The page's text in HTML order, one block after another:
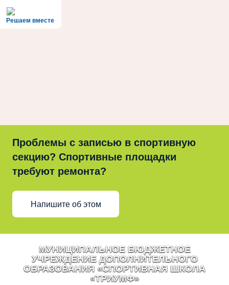
Решаем вместе
Проблемы с записью в спортивную
секцию? Спортивные площадки
требуют ремонта?
Напишите об этом
МУНИЦИПАЛЬНОЕ БЮДЖЕТНОЕ
УЧРЕЖДЕНИЕ ДОПОЛНИТЕЛЬНОГО
ОБРАЗОВАНИЯ «СПОРТИВНАЯ ШКОЛА
«ТРИУМФ»